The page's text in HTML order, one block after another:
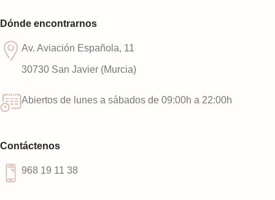
Dónde encontrarnos
Av. Aviación Española, 11
30730 San Javier (Murcia)
Abiertos de lunes a sábados de 09:00h a 22:00h
Contáctenos
968 19 11 38